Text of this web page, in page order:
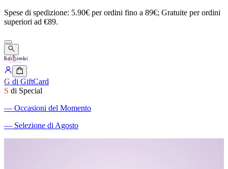
Spese di spedizione: 5.90€ perordini fino a 89€; Gratuite perordini
superiori ad €89.
G di GiftCard
S di Special
― Occasioni del Momento
― Selezione di Agosto